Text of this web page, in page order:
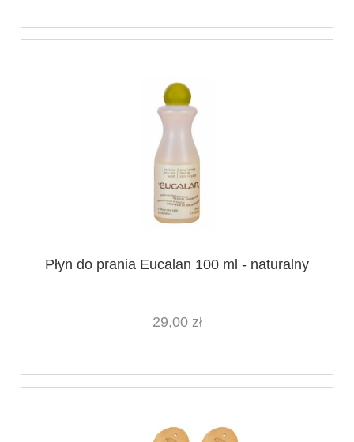
Płyn do prania Eucalan 100 ml - naturalny
29,00 zł